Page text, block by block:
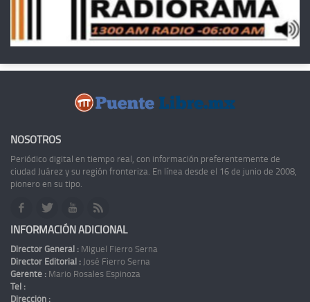
NOSOTROS
Periódico digital en tiempo real, con información preferentemente de
ciudad Juárez y su región fronteriza. En línea desde el 16 de junio de 2008,
pionero en su tipo.
INFORMACIÓN ADICIONAL
Director General : Miguel Fierro Serna
Director Editorial : José Fierro Serna
Gerente : Mario Rosales Espinoza
Tel :
Dirección :